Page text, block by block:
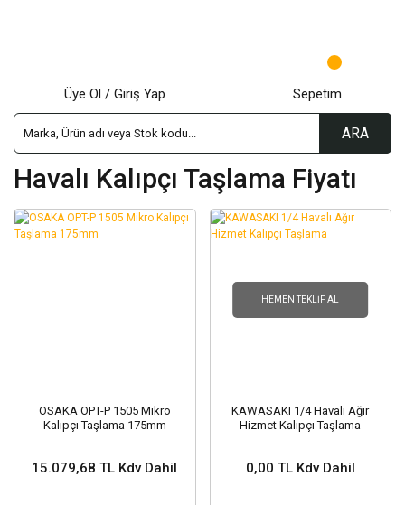
ARA
Üye Ol / Giriş Yap Sepetim
Havalı Kalıpçı Taşlama Fiyatı
OSAKA OPT-P 1505 Mikro
Kalıpçı Taşlama 175mm
15.079,68 TL Kdv Dahil
HEMEN TEKLIF AL
KAWASAKI 1/4 Havalı Ağır
Hizmet Kalıpçı Taşlama
0,00 TL Kdv Dahil